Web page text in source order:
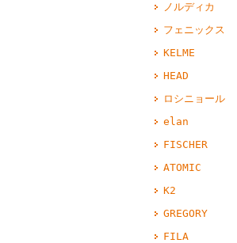
ノルディカ
フェニックス
KELME
HEAD
ロシニョール
elan
FISCHER
ATOMIC
K2
GREGORY
FILA